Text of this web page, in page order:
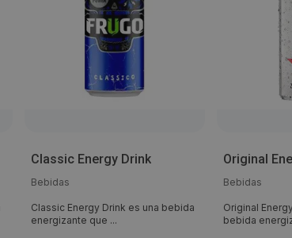
Classic Energy Drink
Bebidas
Classic Energy Drink es una bebida
energizante que ...
Original
Bebidas
Original
bebida